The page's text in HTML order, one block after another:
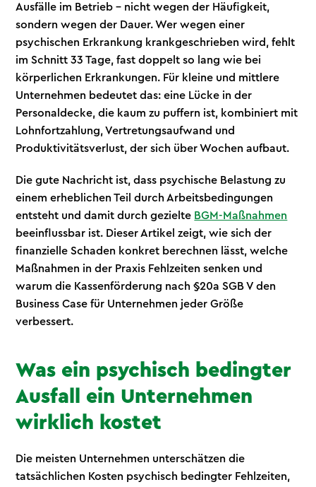
Ausfälle im Betrieb – nicht wegen der Häufigkeit,
sondern wegen der Dauer. Wer wegen einer
psychischen Erkrankung krankgeschrieben wird, fehlt
im Schnitt 33 Tage, fast doppelt so lang wie bei
körperlichen Erkrankungen. Für kleine und mittlere
Unternehmen bedeutet das: eine Lücke in der
Personaldecke, die kaum zu puffern ist, kombiniert mit
Lohnfortzahlung, Vertretungsaufwand und
Produktivitätsverlust, der sich über Wochen aufbaut.
Die gute Nachricht ist, dass psychische Belastung zu
einem erheblichen Teil durch Arbeitsbedingungen
entsteht und damit durch gezielte BGM-Maßnahmen
beeinflussbar ist. Dieser Artikel zeigt, wie sich der
finanzielle Schaden konkret berechnen lässt, welche
Maßnahmen in der Praxis Fehlzeiten senken und
warum die Kassenförderung nach §20a SGB V den
Business Case für Unternehmen jeder Größe
verbessert.
Was ein psychisch bedingter
Ausfall ein Unternehmen
wirklich kostet
Die meisten Unternehmen unterschätzen die
tatsächlichen Kosten psychisch bedingter Fehlzeiten,